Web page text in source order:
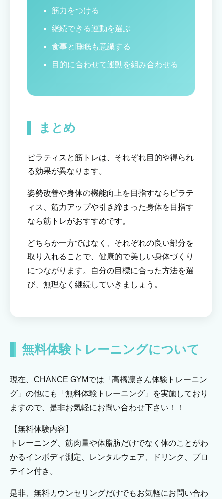
筋力をつける
継続できる運動を選ぶ
食事と睡眠も意識する
目的に合わせて運動を組み合わせる
まとめ
ピラティスと筋トレは、それぞれ目的や得られ
る効果が異なります。
姿勢改善や身体の機能向上を目指すならピラテ
ィス、筋力アップや引き締まった身体を目指す
なら筋トレがおすすめです。
どちらか一方ではなく、それぞれの良い部分を
取り入れることで、健康的で美しい身体づくり
につながります。自分の目標に合った方法を選
び、無理なく継続していきましょう。
無料体験トレーニングについて
現在、CHANCE GYMでは「高橋凛さん体験トレーニン
グ」の他にも「無料体験トレーニング」を実施しており
ますので、是非お気軽にお問い合わせ下さい！！
【無料体験内容】
トレーニング、筋肉量や体脂肪だけでなく体のことがわ
かるインボディ測定、レンタルウェア、ドリンク、プロ
テイン付き。
是非、無料カウンセリングだけでもお気軽にお問い合わ